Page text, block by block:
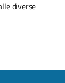
diverse